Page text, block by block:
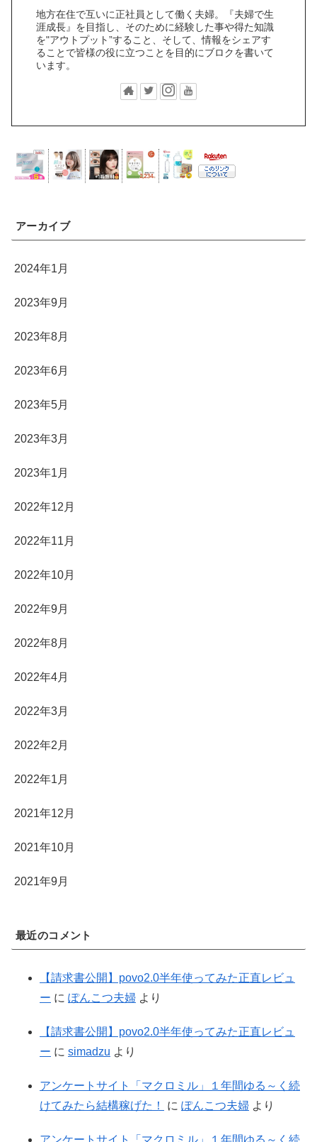
地方在住で互いに正社員として働く夫婦。『夫婦で生
涯成長』を目指し、そのために経験した事や得た知識
を"アウトプット”すること、そして、情報をシェアす
ることで皆様の役に立つことを目的にブロクを書いて
います。
アーカイブ
2024年1月
2023年9月
2023年8月
2023年6月
2023年5月
2023年3月
2023年1月
2022年12月
2022年11月
2022年10月
2022年9月
2022年8月
2022年4月
2022年3月
2022年2月
2022年1月
2021年12月
2021年10月
2021年9月
最近のコメント
【請求書公開】povo2.0半年使ってみた正直レビュ
ー に ぽんこつ夫婦 より
【請求書公開】povo2.0半年使ってみた正直レビュ
ー に simadzu より
アンケートサイト「マクロミル」１年間ゆる～く続
けてみたら結構稼げた！
に ぽんこつ夫婦 より